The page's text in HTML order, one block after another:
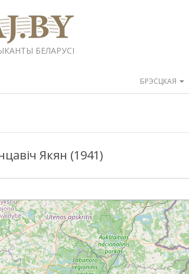
БЕЛАРУСІ
БРЭСЦКАЯ
Якян (1941)